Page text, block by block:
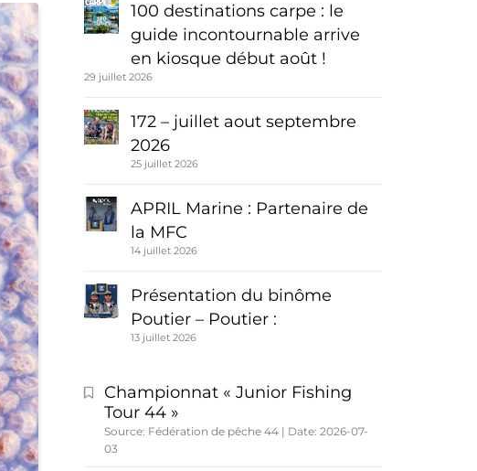
100 destinations carpe : le
guide incontournable arrive
en kiosque début août !
29 juillet 2026
172 – juillet aout septembre
2026
25 juillet 2026
APRIL Marine : Partenaire de
la MFC
14 juillet 2026
Présentation du binôme
Poutier – Poutier :
13 juillet 2026
Championnat « Junior Fishing
Tour 44 »
Source: Fédération de pêche 44
Date: 2026-07-
03